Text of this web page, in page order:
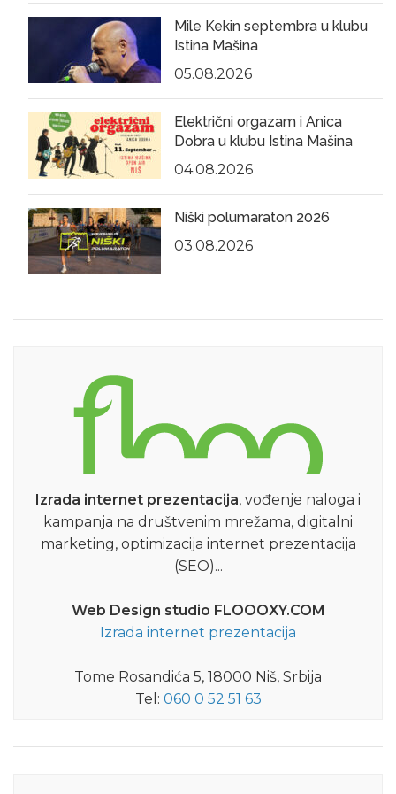
Mile Kekin septembra u klubu
Istina Mašina
05.08.2026
Električni orgazam i Anica
Dobra u klubu Istina Mašina
04.08.2026
Niški polumaraton 2026
03.08.2026
Izrada internet prezentacija, vođenje naloga i
kampanja na društvenim mrežama, digitalni
marketing, optimizacija internet prezentacija
(SEO)...
Web Design studio FLOOOXY.COM
Izrada internet prezentacija
Tome Rosandića 5, 18000 Niš, Srbija
Tel: 060 0 52 51 63